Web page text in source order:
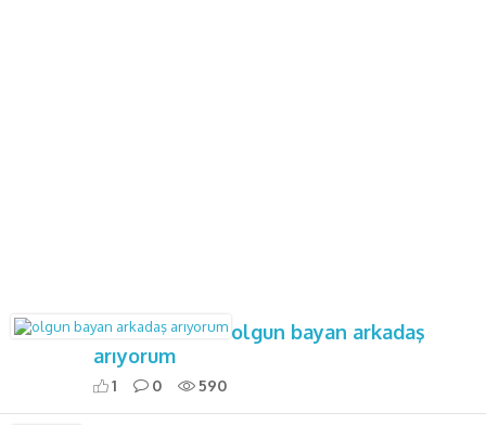
olgun bayan arkadaş
arıyorum
1 0 590